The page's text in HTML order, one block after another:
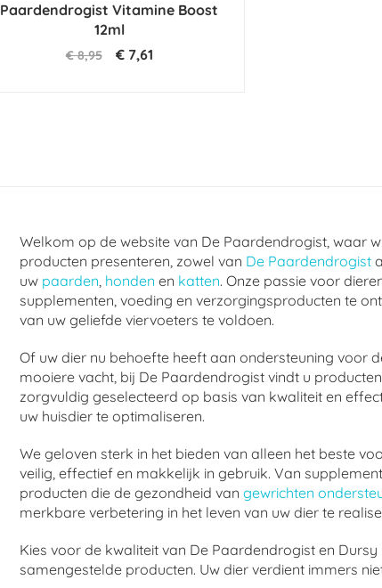
Paardendrogist Vitamine Boost
12ml
€ 8,95 € 7,61
Welkom op de website van De Paardendrogist, waar
producten presenteren, zowel van De Paardendrogist
uw paarden, honden en katten. Onze passie voor
supplementen, voeding en verzorgingsproducten te
van uw geliefde viervoeters te voldoen.
Of uw dier nu behoefte heeft aan ondersteuning voor
mooiere vacht, bij De Paardendrogist vindt u
zorgvuldig geselecteerd op basis van kwaliteit en
uw huisdier te optimaliseren.
We geloven sterk in het bieden van alleen het beste
veilig, effectief en makkelijk in gebruik. Van
producten die de gezondheid van gewrichten
merkbare verbetering in het leven van uw dier te
Kies voor de kwaliteit van De Paardendrogist en
samengestelde producten. Uw dier verdient immers